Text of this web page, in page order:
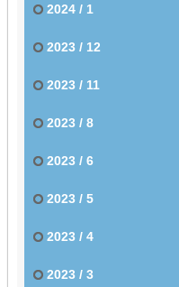
2024 / 1
2023 / 12
2023 / 11
2023 / 8
2023 / 6
2023 / 5
2023 / 4
2023 / 3